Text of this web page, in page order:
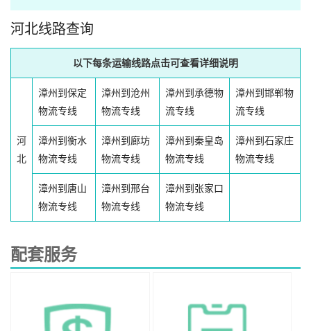
河北线路查询
以下每条运输线路点击可查看详细说明
河
北
漳州到保定
物流专线
漳州到沧州
物流专线
漳州到承德物
流专线
漳州到邯郸物
流专线
漳州到衡水
物流专线
漳州到廊坊
物流专线
漳州到秦皇岛
物流专线
漳州到石家庄
物流专线
漳州到唐山
物流专线
漳州到邢台
物流专线
漳州到张家口
物流专线
配套服务